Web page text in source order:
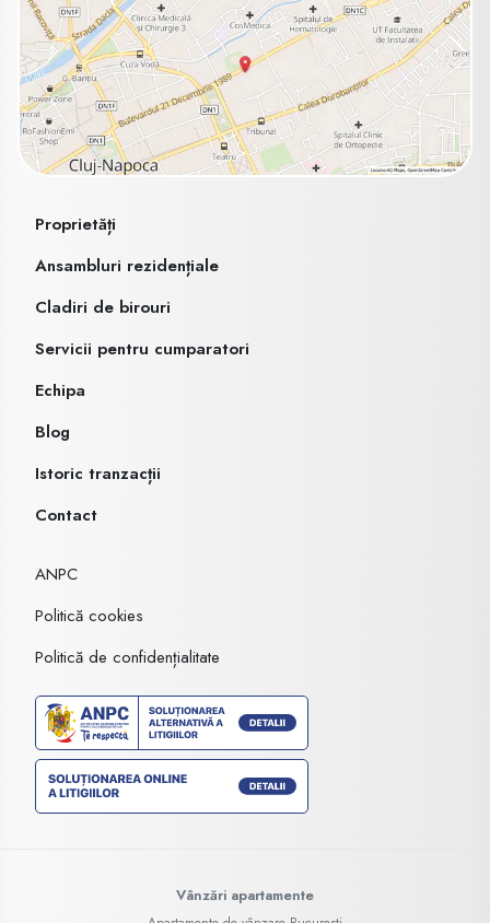
Proprietăți
Ansambluri rezidențiale
Cladiri de birouri
Servicii pentru cumparatori
Echipa
Blog
Istoric tranzacții
Contact
ANPC
Politică cookies
Politică de confidențialitate
Vânzări apartamente